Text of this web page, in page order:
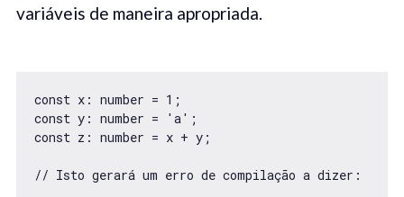
variáveis de maneira apropriada.
const x: number = 1;
const y: number = 'a';
const z: number = x + y;
// Isto gerará um erro de compilação a dizer: